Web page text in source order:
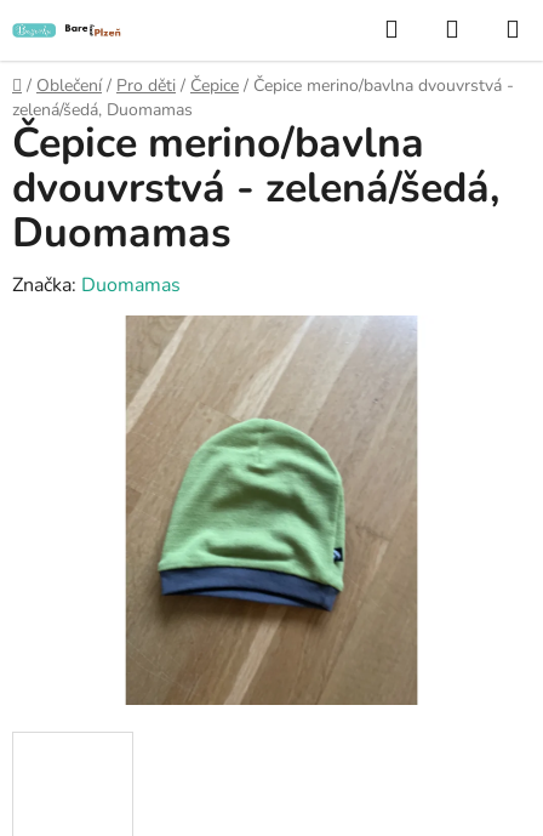
na
obsah
Hledat
KOŠÍK
Domů
/ Oblečení / Pro děti / Čepice / Čepice merino/bavlna dvouvrstvá -
zelená/šedá, Duomamas
Čepice merino/bavlna
dvouvrstvá - zelená/šedá,
Duomamas
Značka: Duomamas